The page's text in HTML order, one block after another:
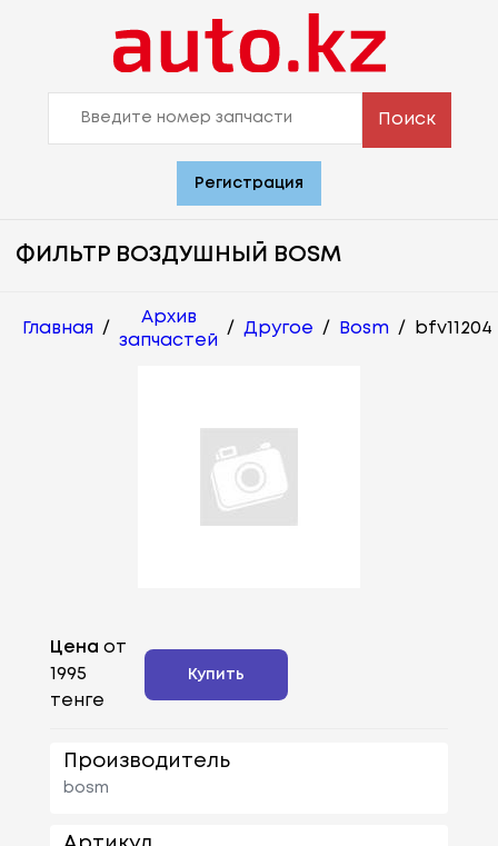
Поиск
Регистрация
ФИЛЬТР ВОЗДУШНЫЙ BOSM
Главная /
Архив
запчастей
/ Другое / Bosm / bfv11204
Цена от
1995
тенге
Купить
Производитель
bosm